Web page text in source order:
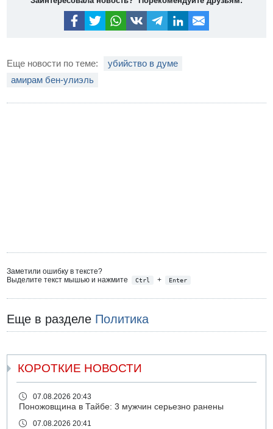
Еще новости по теме:
убийство в думе
амирам бен-улиэль
Заметили ошибку в тексте?
Выделите текст мышью и нажмите
Ctrl + Enter
Еще в разделе Политика
КОРОТКИЕ НОВОСТИ
07.08.2026 20:43
Поножовщина в Тайбе: 3 мужчин серьезно ранены
07.08.2026 20:41